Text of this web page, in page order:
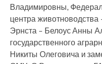
Владимировны,
центра
Эрнста – Белоус Анны
государственного
Никиты Олеговича и